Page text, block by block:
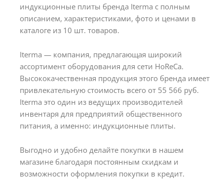
индукционные плиты бренда Iterma с полным
описанием, характеристиками, фото и ценами в
каталоге из 10 шт. товаров.
Iterma — компания, предлагающая широкий
ассортимент оборудования для сети HoReCa.
Высококачественная продукция этого бренда имеет
привлекательную стоимость всего от 55 566 руб.
Iterma это один из ведущих производителей
инвентаря для предприятий общественного
питания, а именно: индукционные плиты.
Выгодно и удобно делайте покупки в нашем
магазине благодаря постоянным скидкам и
возможности оформления покупки в кредит.